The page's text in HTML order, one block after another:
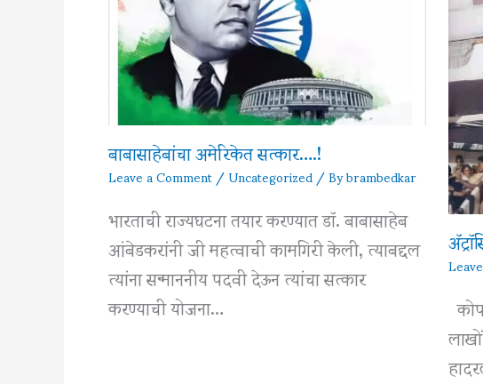
बाबासाहेबांचा अमेरिकेत सत्कार….!
Leave a Comment/Uncategorized/ Bybrambedkar
भारताची राज्यघटना तयार करण्यात डॉ. बाबासाहेब
आंबेडकरांनी जी महत्वाची कामगिरी केली, त्याबद्दल
त्यांना सन्माननीय पदवी देऊन त्यांचा सत्कार
करण्याची योजना…